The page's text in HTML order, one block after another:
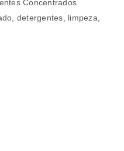
Concentrados
, detergentes, limpeza,